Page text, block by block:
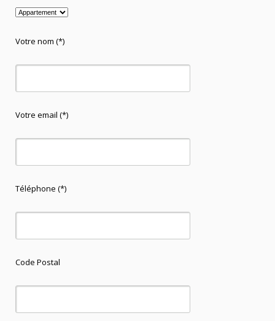
Votre nom (*)
Votre email (*)
Téléphone (*)
Code Postal